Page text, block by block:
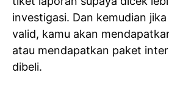
investigasi. Dan kemudian
valid, kamu akan
atau mendapatkan paket
dibeli.